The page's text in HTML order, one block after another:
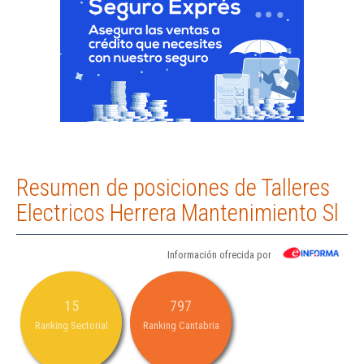
Resumen de posiciones de Talleres
Electricos Herrera Mantenimiento Sl
Información ofrecida por
15
Ranking Sectorial
797
Ranking Cantabria